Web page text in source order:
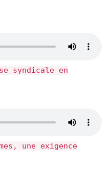
syndicale en
une exigence